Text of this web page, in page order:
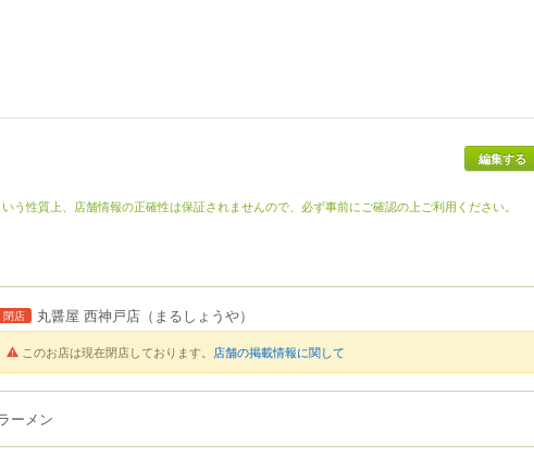
編集する
う性質上、店舗情報の正確性は保証されませんので、必ず事前にご確認の上ご利用ください。
閉店 丸醤屋 西神戸店 （まるしょうや）
このお店は現在閉店しております。 店舗の掲載情報に関して
ーメン